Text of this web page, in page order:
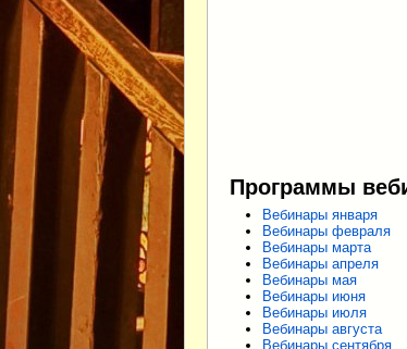
Программы
Вебинары января
Вебинары февраля
Вебинары марта
Вебинары апреля
Вебинары мая
Вебинары июня
Вебинары июля
Вебинары августа
Вебинары сентября